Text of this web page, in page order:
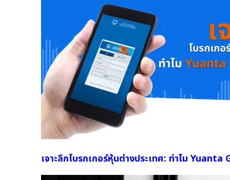
เจาะลึกโบรกเกอร์หุ้นต่างประเทศ: ทำไม